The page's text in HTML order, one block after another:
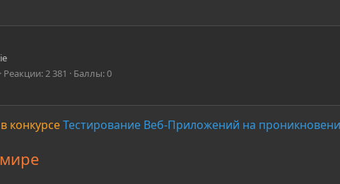
Реакции 2 381 Баллы 0
конкурсе Тестирование Веб-Приложений на